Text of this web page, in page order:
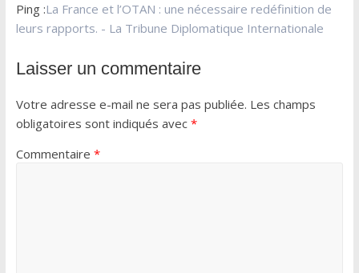
Ping :La France et l’OTAN : une nécessaire redéfinition de
leurs rapports. - La Tribune Diplomatique Internationale
Laisser un commentaire
Votre adresse e-mail ne sera pas publiée. Les champs
obligatoires sont indiqués avec *
Commentaire *